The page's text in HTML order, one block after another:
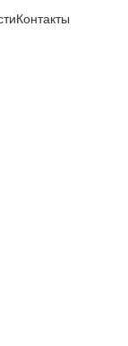
Контакты